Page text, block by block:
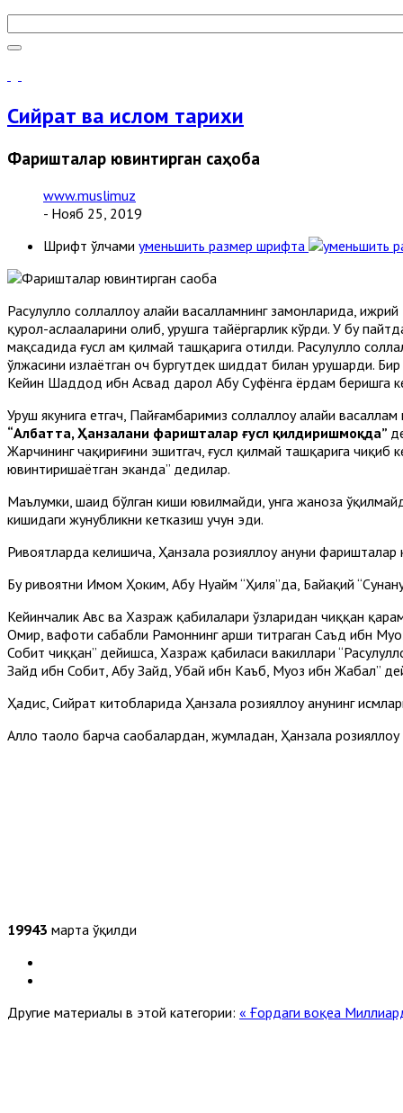
Сийрат ва ислом тарихи
Фаришталар ювинтирган саҳоба
www.muslimuz
- Нояб 25, 2019
Шрифт ўлчами уменьшить размер шрифта
Расулуллоҳ соллаллоҳу алайҳи васалламнинг замонларида,
қурол-аслаҳаларини олиб, урушга тайёргарлик кўрди. У бу
мақсадида ғусл ҳам қилмай ташқарига отилди. Расулуллоҳ
ўлжасини излаётган оч бургутдек шиддат билан урушарди.
Кейин Шаддод ибн Асвад дарҳол Абу Суфёнга ёрдам беришга
Уруш якунига етгач, Пайғамбаримиз соллаллоҳу алайҳи
“Албатта, Ҳанзалани фаришталар ғусл қилдиришмоқда”
Жарчининг чақириғини эшитгач, ғусл қилмай ташқарига чиқиб
ювинтиришаётган эканда” дедилар.
Маълумки, шаҳид бўлган киши ювилмайди, унга жаноза
кишидаги жунубликни кетказиш учун эди.
Ривоятларда келишича, Ҳанзала розияллоҳу анҳуни
Бу ривоятни Имом Ҳоким, Абу Нуайм “Ҳиля”да, Байҳақий
Кейинчалик Авс ва Хазраж қабилалари ўзларидан чиққан
Омир, вафоти сабабли Раҳмоннинг арши титраган Саъд ибн
Собит чиққан” дейишса, Хазраж қабиласи вакиллари
Зайд ибн Собит, Абу Зайд, Убай ибн Каъб, Муоз ибн Жабал”
Ҳадис, Сийрат китобларида Ҳанзала розияллоҳу анҳунинг
Аллоҳ таоло барча саҳобалардан, жумладан, Ҳанзала розияллоҳу
19943 марта ўқилди
Другие материалы в этой категории: « Ғордаги воқеа